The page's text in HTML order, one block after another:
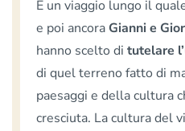
È un viaggio lungo il
e poi ancora Gianni e
hanno scelto di tutelare
di quel terreno fatto di
paesaggi e della cultura
cresciuta. La cultura del